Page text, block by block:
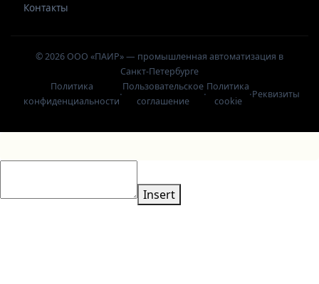
Контакты
© 2026 ООО «ПАИР» — промышленная автоматизация в
Санкт-Петербурге
Политика
конфиденциальности
·
Пользовательское
соглашение
·
Политика
cookie
·Реквизиты
Insert